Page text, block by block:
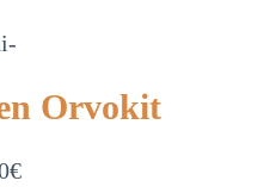
Orvokit
€